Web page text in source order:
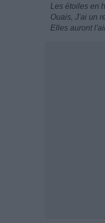
Les étoiles en
Ouais, J'ai un
Elles auront